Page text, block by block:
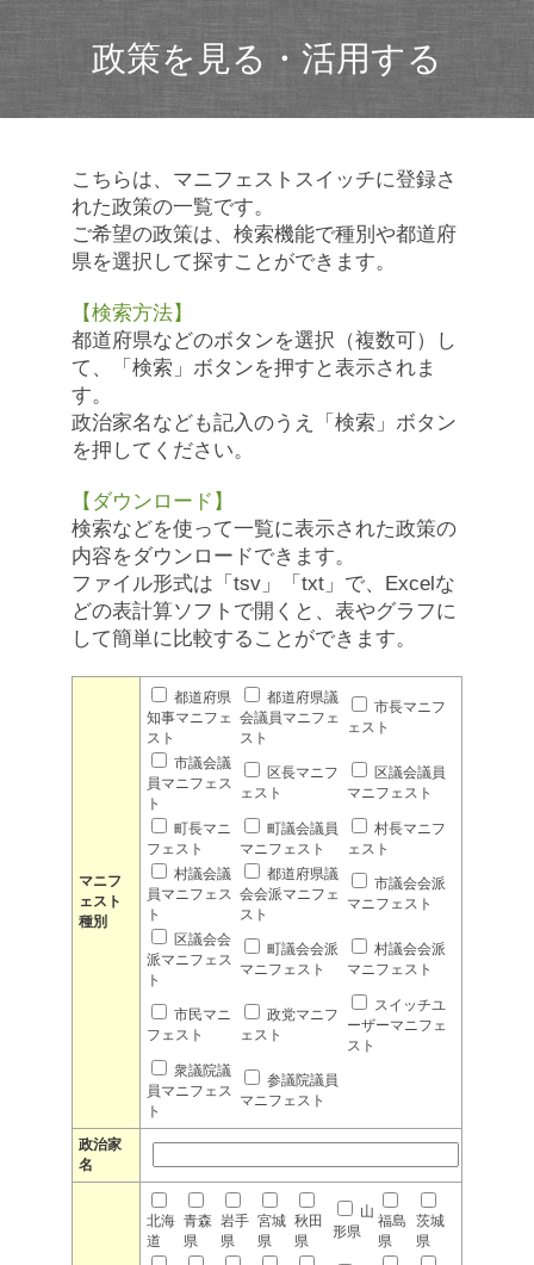
政策を見る・活用する
こちらは、マニフェストスイッチに登録さ
れた政策の一覧です。
ご希望の政策は、検索機能で種別や都道府
県を選択して探すことができます。
【検索方法】
都道府県などのボタンを選択（複数可）し
て、「検索」ボタンを押すと表示されま
す。
政治家名なども記入のうえ「検索」ボタン
を押してください。
【ダウンロード】
検索などを使って一覧に表示された政策の
内容をダウンロードできます。
ファイル形式は「tsv」「txt」で、Excelな
どの表計算ソフトで開くと、表やグラフに
して簡単に比較することができます。
マニフ
ェスト
種別
都道府県
知事マニフェ
スト
都道府県議
会議員マニフェ
スト
市長マニフ
ェスト
市議会議
員マニフェス
ト
区長マニフ
ェスト
区議会議員
マニフェスト
町長マニ
フェスト
町議会議員
マニフェスト
村長マニフ
ェスト
村議会議
員マニフェス
ト
都道府県議
会会派マニフェ
スト
市議会会派
マニフェスト
区議会会
派マニフェス
ト
町議会会派
マニフェスト
村議会会派
マニフェスト
市民マニ
フェスト
政党マニフ
ェスト
スイッチユ
ーザーマニフェ
スト
衆議院議
員マニフェス
ト
参議院議員
マニフェスト
政治家
名
北海
道
青森
県
岩手
県
宮城
県
秋田
県
山
形県
福島
県
茨城
県